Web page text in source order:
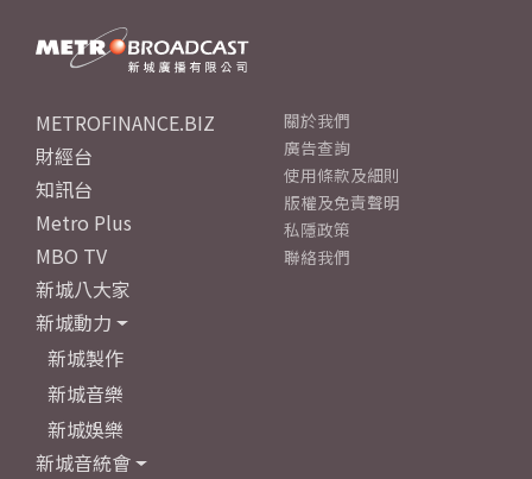
METROFINANCE.BIZ
財經台
知訊台
Metro Plus
MBO TV
新城八大家
新城動力
新城製作
新城音樂
新城娛樂
新城音統會
關於我們
廣告查詢
使用條款及細則
版權及免責聲明
私隱政策
聯絡我們